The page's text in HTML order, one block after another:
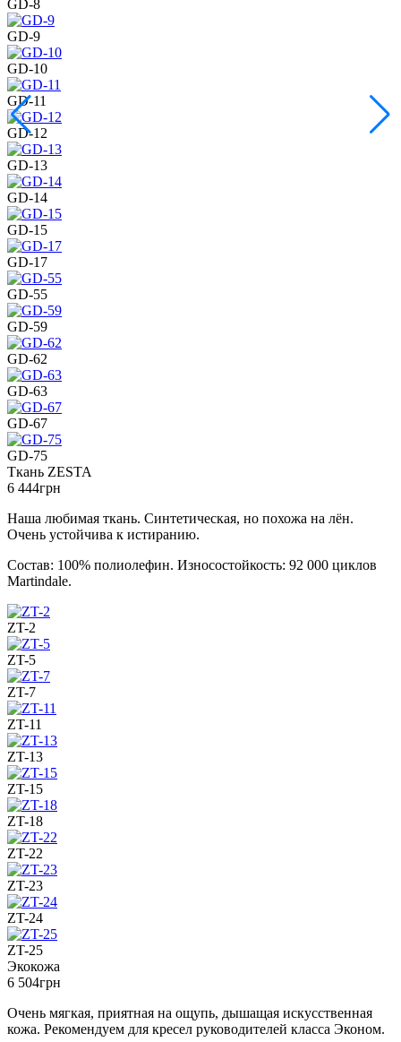
GD-8
GD-9
GD-10
GD-11
GD-12
GD-13
GD-14
GD-15
GD-17
GD-55
GD-59
GD-62
GD-63
GD-67
GD-75
Ткань ZESTA
6 444грн
Наша любимая ткань. Синтетическая, но похожа на лён.
Очень устойчива к истиранию.
Состав: 100% полиолефин. Износостойкость: 92 000 циклов
Martindale.
ZT-2
ZT-5
ZT-7
ZT-11
ZT-13
ZT-15
ZT-18
ZT-22
ZT-23
ZT-24
ZT-25
Экокожа
6 504грн
Очень мягкая, приятная на ощупь, дышащая искусственная
кожа. Рекомендуем для кресел руководителей класса Эконом.